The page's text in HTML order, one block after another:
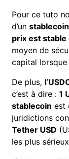
Pour ce tuto
d’un stablecoin
prix est stable
moyen de
capital
De plus,
c’est à dire : 1
stablecoin est
juridictions
Tether USD
les plus